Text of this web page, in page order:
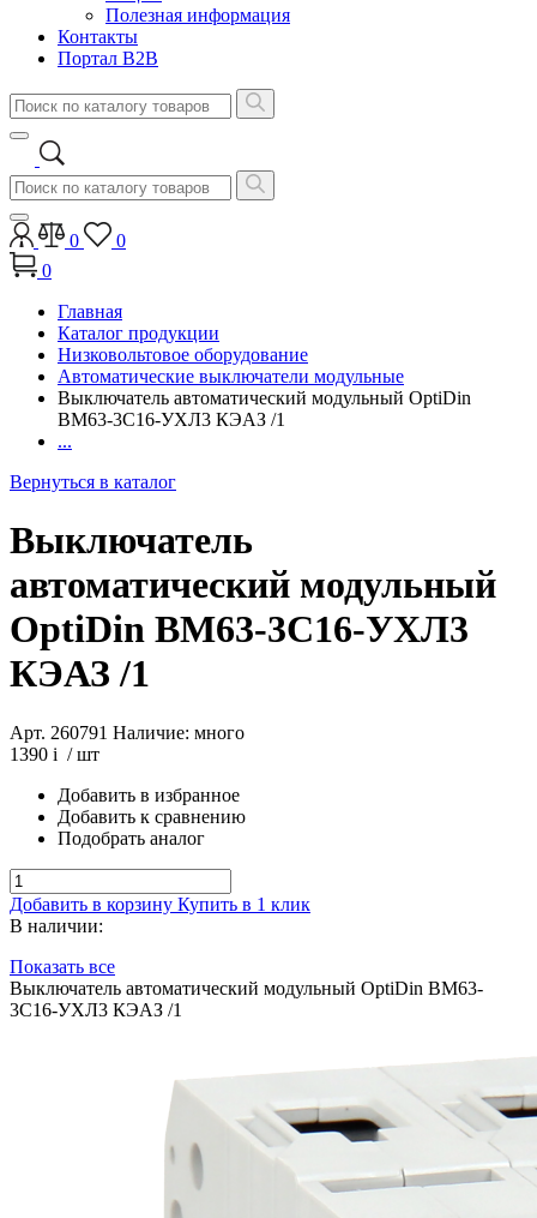
Полезная информация
Контакты
Портал B2B
0
0
0
Главная
Каталог продукции
Низковольтовое оборудование
Автоматические выключатели модульные
Выключатель автоматический модульный OptiDin
BM63-3C16-УХЛ3 КЭАЗ /1
...
Вернуться в каталог
Выключатель
автоматический модульный
OptiDin BM63-3C16-УХЛ3
КЭАЗ /1
Арт. 260791 Наличие: много
1390 i / шт
Добавить в избранное
Добавить к сравнению
Подобрать аналог
Добавить в корзину Купить в 1 клик
В наличии:
Показать все
Выключатель автоматический модульный OptiDin BM63-
3C16-УХЛ3 КЭАЗ /1